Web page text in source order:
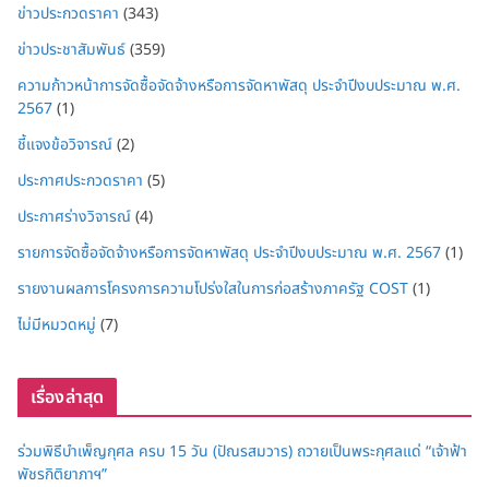
ข่าวประกวดราคา (343)
ข่าวประชาสัมพันธ์(359)
ความก้าวหน้าการจัดซื้อจัดจ้างหรือการจัดหาพัสดุ ประจำปีงบประมาณ พ.ศ.
2567(1)
ชี้แจงข้อวิจารณ์(2)
ประกาศประกวดราคา (5)
ประกาศร่างวิจารณ์(4)
รายการจัดซื้อจัดจ้างหรือการจัดหาพัสดุ ประจำปีงบประมาณ พ.ศ. 2567(1)
รายงานผลการโครงการความโปร่งใสในการก่อสร้างภาครัฐ COST(1)
ไม่มีหมวดหมู่ (7)
เรื่องล่าสุด
ร่วมพิธีบำเพ็ญกุศล ครบ 15 วัน (ปัณรสมวาร) ถวายเป็นพระกุศลแด่ “เจ้าฟ้า
พัชรกิติยาภาฯ”